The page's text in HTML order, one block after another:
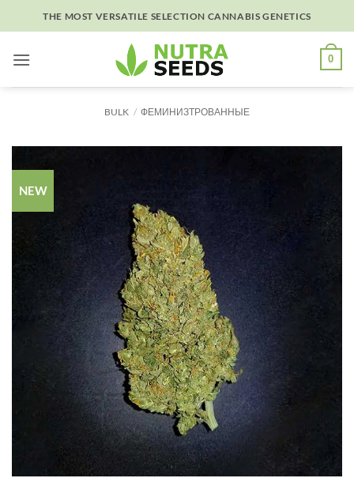
to
THE MOST VERSATILE SELECTION CANNABIS GENETICS
0
BULK / ФЕМИНИЗТРОВАННЫЕ
NEW